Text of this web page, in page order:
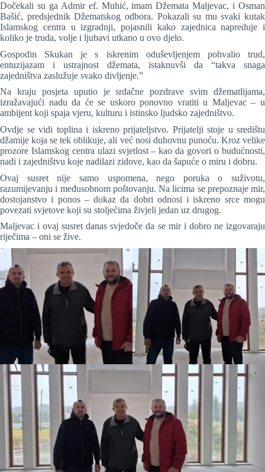
Dočekali su ga Admir ef. Muhić, imam Džemata Maljevac, i Osman
Bašić, predsjednik Džematskog odbora. Pokazali su mu svaki kutak
Islamskog centra u izgradnji, pojasnili kako zajednica napreduje i
koliko je truda, volje i ljubavi utkano u ovo djelo.
Gospodin Skukan je s iskrenim oduševljenjem pohvalio trud,
entuzijazam i ustrajnost džemata, istaknuvši da “takva snaga
zajedništva zaslužuje svako divljenje.”
Na kraju posjeta uputio je srdačne pozdrave svim džematlijama,
izražavajući nadu da će se uskoro ponovno vratiti u Maljevac – u
ambijent koji spaja vjeru, kulturu i istinsko ljudsko zajedništvo.
Ovdje se vidi toplina i iskreno prijateljstvo. Prijatelji stoje u središtu
džamije koja se tek oblikuje, ali već nosi duhovnu punoću. Kroz velike
prozore Islamskog centra ulazi svjetlost – kao da govori o budućnosti,
nadi i zajedništvu koje nadilazi zidove, kao da šapuće o miru i dobru.
Ovaj susret nije samo uspomena, nego poruka o suživotu,
razumijevanju i međusobnom poštovanju. Na licima se prepoznaje mir,
dostojanstvo i ponos – dokaz da dobri odnosi i iskreno srce mogu
povezati svjetove koji su stoljećima živjeli jedan uz drugog.
Maljevac i ovaj susret danas svjedoče da se mir i dobro ne izgovaraju
riječima – oni se žive.